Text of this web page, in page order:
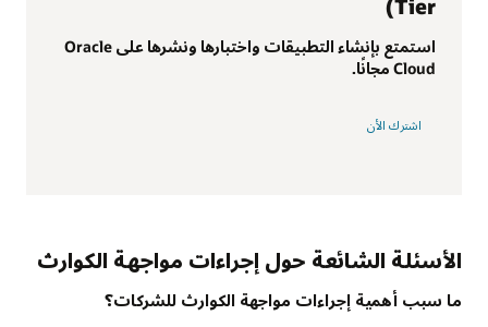
Tier)
استمتع بإنشاء التطبيقات واختبارها ونشرها على Oracle
Cloud مجانًا.
اشترك الأن
الأسئلة الشائعة حول إجراءات مواجهة الكوارث
ما سبب أهمية إجراءات مواجهة الكوارث للشركات؟